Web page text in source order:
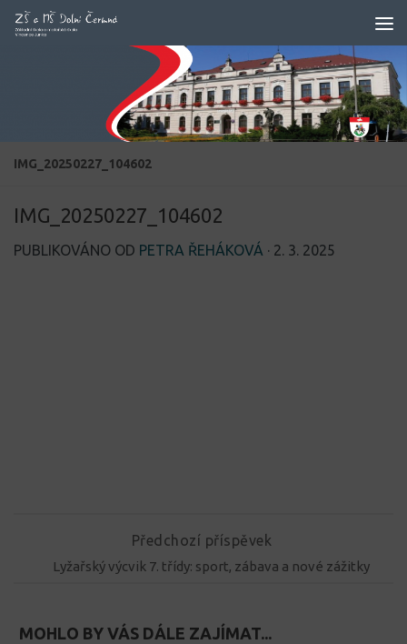
Skip to content
IMG_20250227_104602
IMG_20250227_104602
PUBLIKOVÁNO OD PETRA ŘEHÁKOVÁ · 2. 3. 2025
Předchozí příspěvek
Lyžařský výcvik 7. třídy: sport, zábava a nové zážitky
MOHLO BY VÁS DÁLE ZAJÍMAT...